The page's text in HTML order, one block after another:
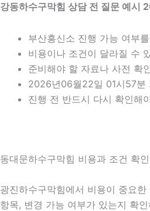
강동하수구막힘 상담 전 질문 예
부산흥신소 진행 가능 여부
비용이나 조건이 달라질 수
준비해야 할 자료나 사전 확
2026년06월22일 01시57분
진행 전 반드시 다시 확인해
동대문하수구막힘 비용과 조건 확
광진하수구막힘에서 비용이 중요
항목, 변경 가능 여부가 있는지 확